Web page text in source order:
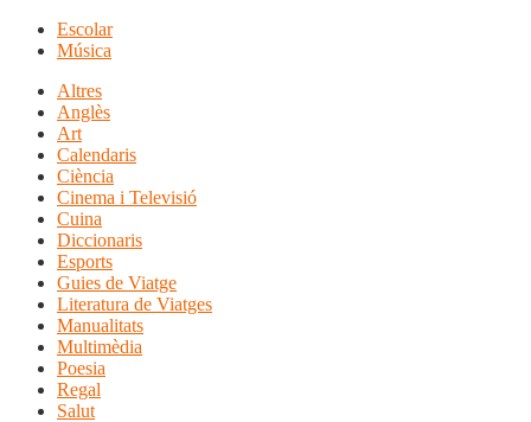
Escolar
Música
Altres
Anglès
Art
Calendaris
Ciència
Cinema i Televisió
Cuina
Diccionaris
Esports
Guies de Viatge
Literatura de Viatges
Manualitats
Multimèdia
Poesia
Regal
Salut